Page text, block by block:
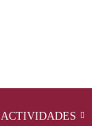
ACTIVIDADES